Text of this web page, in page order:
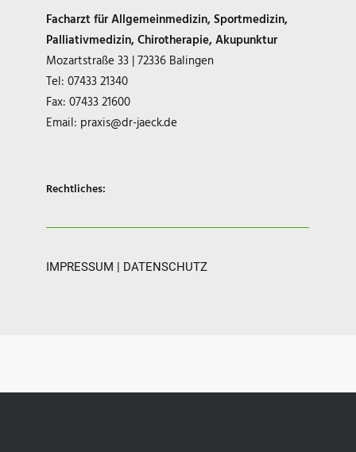
Facharzt für Allgemeinmedizin, Sportmedizin,
Palliativmedizin, Chirotherapie, Akupunktur
Mozartstraße 33 | 72336 Balingen
Tel: 07433 21340
Fax: 07433 21600
Email: praxis@dr-jaeck.de
Rechtliches:
IMPRESSUM DATENSCHUTZ